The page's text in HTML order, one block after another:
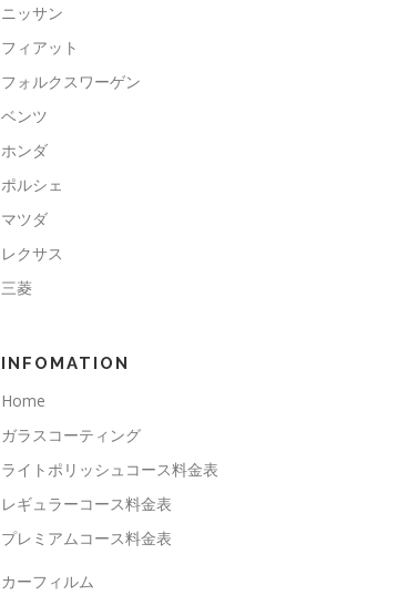
ニッサン
フィアット
フォルクスワーゲン
ベンツ
ホンダ
ポルシェ
マツダ
レクサス
三菱
INFOMATION
Home
ガラスコーティング
ライトポリッシュコース料金表
レギュラーコース料金表
プレミアムコース料金表
カーフィルム